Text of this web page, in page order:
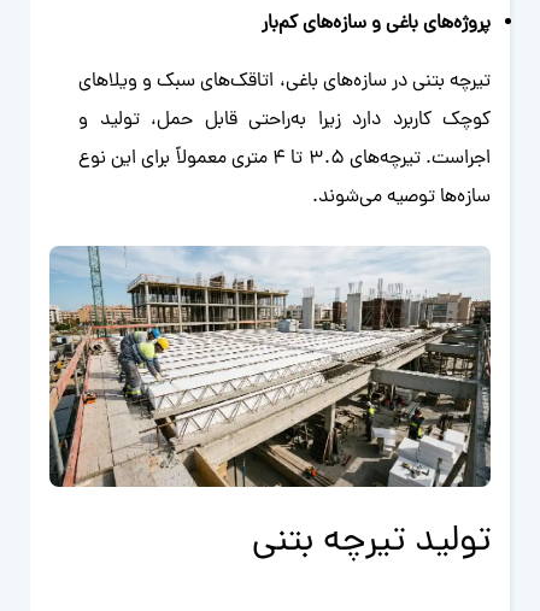
پروژه‌های باغی و سازه‌های کم‌بار
تیرچه بتنی در سازه‌های باغی، اتاقک‌های سبک و ویلاهای
کوچک کاربرد دارد زیرا به‌راحتی قابل حمل، تولید و
اجراست. تیرچه‌های ۳.۵ تا ۴ متری معمولاً برای این نوع
سازه‌ها توصیه می‌شوند.
تولید تیرچه بتنی